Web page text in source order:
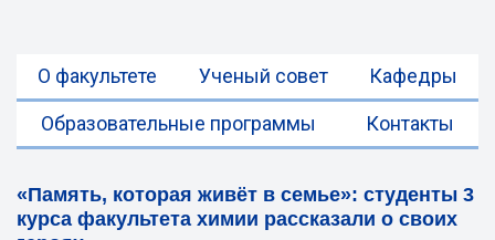
О факультете Ученый совет Кафедры
Образовательные программы Контакты
«Память, которая живёт в семье»: студенты 3
курса факультета химии рассказали о своих